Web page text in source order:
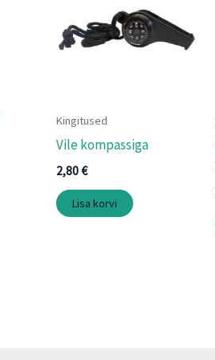
Kingitused
Vile kompassiga
2,80€
Lisa korvi